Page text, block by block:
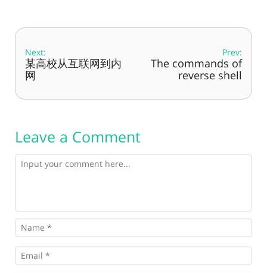
Next:
某高校从互联网到内
网
Prev:
The commands of
reverse shell
Leave a Comment